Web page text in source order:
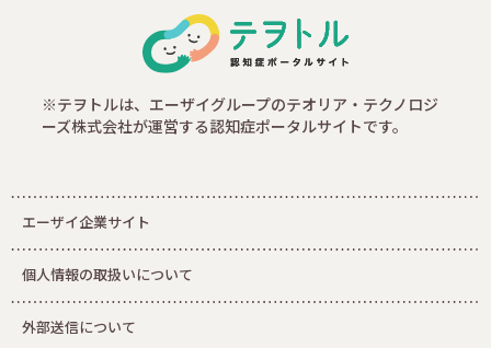
※テヲトルは、エーザイグループのテオリア・テクノロジ
ーズ株式会社が運営する認知症ポータルサイトです。
エーザイ企業サイト
個人情報の取扱いについて
外部送信について